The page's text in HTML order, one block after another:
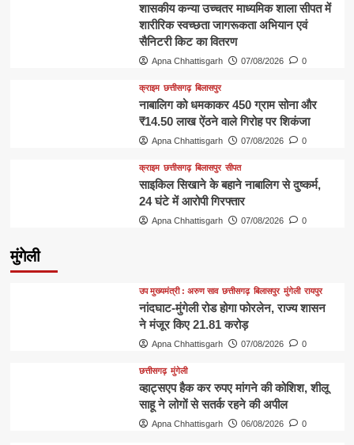
शासकीय कन्या उच्चतर माध्यमिक शाला सीपत में
शारीरिक स्वच्छता जागरूकता अभियान एवं
सैनिटरी किट का वितरण
Apna Chhattisgarh 07/08/2026 0
क्राइम छत्तीसगढ़ बिलासपुर
नाबालिग को धमकाकर 450 ग्राम सोना और
₹14.50 लाख ऐंठने वाले गिरोह पर शिकंजा
Apna Chhattisgarh 07/08/2026 0
क्राइम छत्तीसगढ़ बिलासपुर सीपत
साइकिल सिखाने के बहाने नाबालिग से दुष्कर्म,
24 घंटे में आरोपी गिरफ्तार
Apna Chhattisgarh 07/08/2026 0
मुंगेली
उप मुख्यमंत्री : अरुण साव छत्तीसगढ़ बिलासपुर मुंगेली रायपुर
नांदघाट-मुंगेली रोड होगा फोरलेन, राज्य शासन
ने मंजूर किए 21.81 करोड़
Apna Chhattisgarh 07/08/2026 0
छत्तीसगढ़ मुंगेली
व्हाट्सएप हैक कर रुपए मांगने की कोशिश, शीलू
साहू ने लोगों से सतर्क रहने की अपील
Apna Chhattisgarh 06/08/2026 0